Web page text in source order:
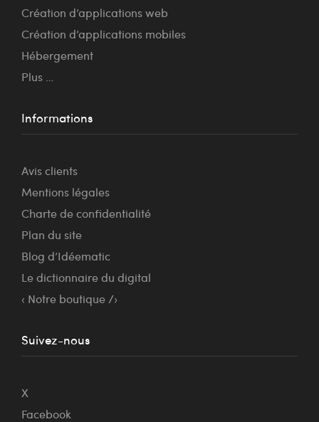
Création d’applications web
Création d’applications mobiles
Hébergement
Plus …
Informations
Avis clients
Mentions légales
Charte de confidentialité
Plan du site
Blog d’Idéematic
Le dictionnaire du digital
‹ Notre boutique /›
Suivez-nous
X
Facebook